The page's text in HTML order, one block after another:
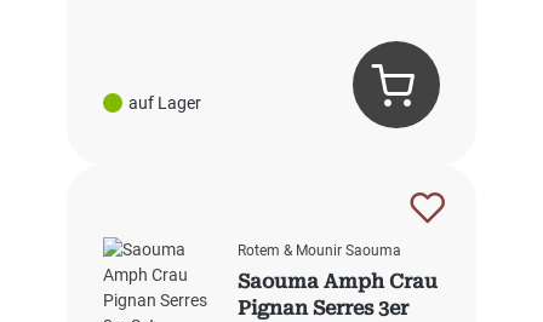
auf Lager
Rotem & Mounir Saouma
Saouma Amph Crau
Pignan Serres 3er